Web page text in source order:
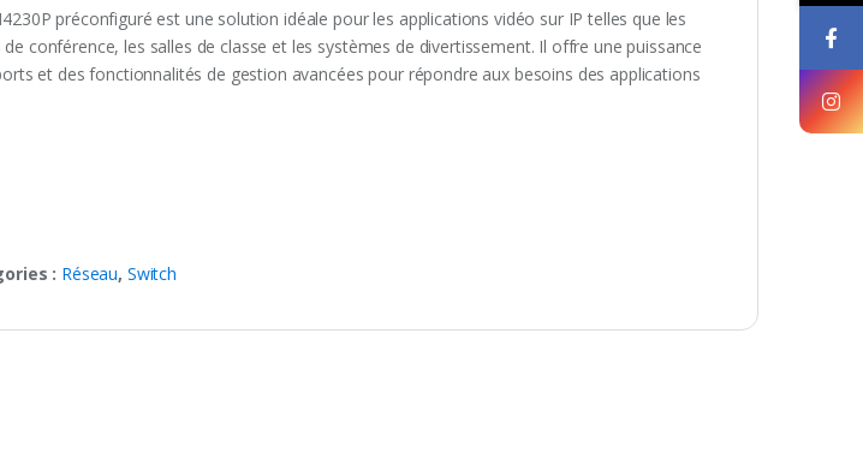
préconfiguré est une solution idéale pour les applications vidéo sur IP telles que les
conférence, les salles de classe et les systèmes de divertissement. Il offre une puissance
et des fonctionnalités de gestion avancées pour répondre aux besoins des applications
: Réseau, Switch